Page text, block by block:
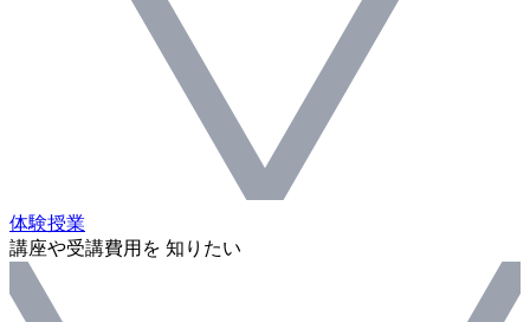
体験授業
講座や受講費用を 知りたい